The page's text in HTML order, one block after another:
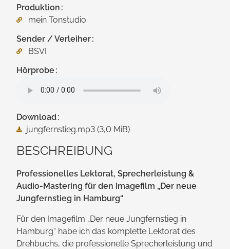
Produktion
mein Tonstudio
Sender / Verleiher
BSVI
Hörprobe
Download
jungfernstieg.mp3(3,0 MiB)
BESCHREIBUNG
Professionelles Lektorat, Sprecher­leistung &
Audio-Mastering für den Imagefilm „Der neue
Jungfernstieg in Hamburg“
Für den Imagefilm „Der neue Jungfernstieg in
Hamburg“ habe ich das komplette Lektorat des
Drehbuchs, die professionelle Sprecherleistung und